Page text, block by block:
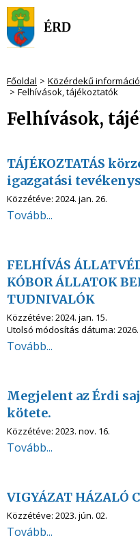
Főoldal Közérdekű
Felhívások, tájékoztatók
Felhívások,
TÁJÉKOZTATÁS
igazgatási
Közzétéve: 2024. jan. 26.
Tovább...
FELHÍVÁS
KÓBOR ÁLLATOK
TUDNIVALÓK
Közzétéve: 2024. jan. 15.
Utolsó módosítás dátuma:
Tovább...
Megjelent az Érdi
kötete.
Közzétéve: 2023. nov. 16.
Tovább...
VIGYÁZAT HÁZALÓ
Közzétéve: 2023. jún. 02.
Tovább...